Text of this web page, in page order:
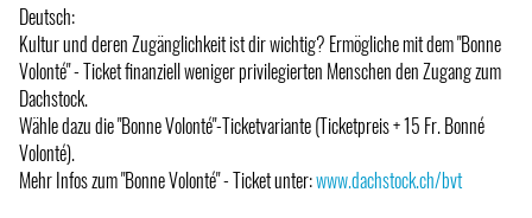
Deutsch:
Kultur und deren Zugänglichkeit ist dir wichtig? Ermögliche mit dem "Bonne
Volonté" - Ticket finanziell weniger privilegierten Menschen den Zugang zum
Dachstock.
Wähle dazu die "Bonne Volonté"-Ticketvariante (Ticketpreis + 15 Fr. Bonné
Volonté).
Mehr Infos zum "Bonne Volonté" - Ticket unter:www.dachstock.ch/bvt